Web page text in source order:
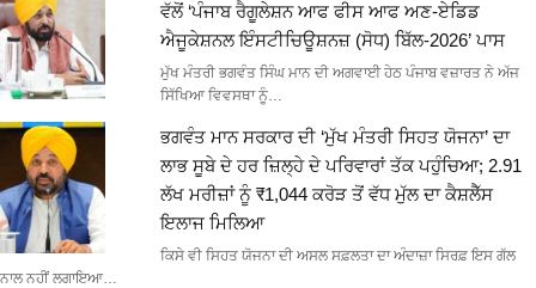
ਵੱਲੋਂ ‘ਪੰਜਾਬ ਰੈਗੂਲੇਸ਼ਨ ਆਫ ਫੀਸ ਆਫ ਅਣ-ਏਡਿਡ
ਐਜੂਕੇਸ਼ਨਲ ਇੰਸਟੀਚਿਊਸ਼ਨਜ਼ (ਸੋਧ) ਬਿੱਲ-2026’ ਪਾਸ
ਮੁੱਖ ਮੰਤਰੀ ਭਗਵੰਤ ਸਿੰਘ ਮਾਨ ਦੀ ਅਗਵਾਈ ਹੇਠ ਪੰਜਾਬ ਵਜ਼ਾਰਤ ਨੇ ਅੱਜ
ਸਿੱਖਿਆ ਵਿਵਸਥਾ ਨੂੰ…
ਭਗਵੰਤ ਮਾਨ ਸਰਕਾਰ ਦੀ ‘ਮੁੱਖ ਮੰਤਰੀ ਸਿਹਤ ਯੋਜਨਾ’ ਦਾ
ਲਾਭ ਸੂਬੇ ਦੇ ਹਰ ਜ਼ਿਲ੍ਹੇ ਦੇ ਪਰਿਵਾਰਾਂ ਤੱਕ ਪਹੁੰਚਿਆ; 2.91
ਲੱਖ ਮਰੀਜ਼ਾਂ ਨੂੰ ₹1,044 ਕਰੋੜ ਤੋਂ ਵੱਧ ਮੁੱਲ ਦਾ ਕੈਸ਼ਲੈੱਸ
ਇਲਾਜ ਮਿਲਿਆ
ਕਿਸੇ ਵੀ ਸਿਹਤ ਯੋਜਨਾ ਦੀ ਅਸਲ ਸਫ਼ਲਤਾ ਦਾ ਅੰਦਾਜ਼ਾ ਸਿਰਫ਼ ਇਸ ਗੱਲ
ਨਾਲ ਨਹੀਂ ਲਗਾਇਆ…